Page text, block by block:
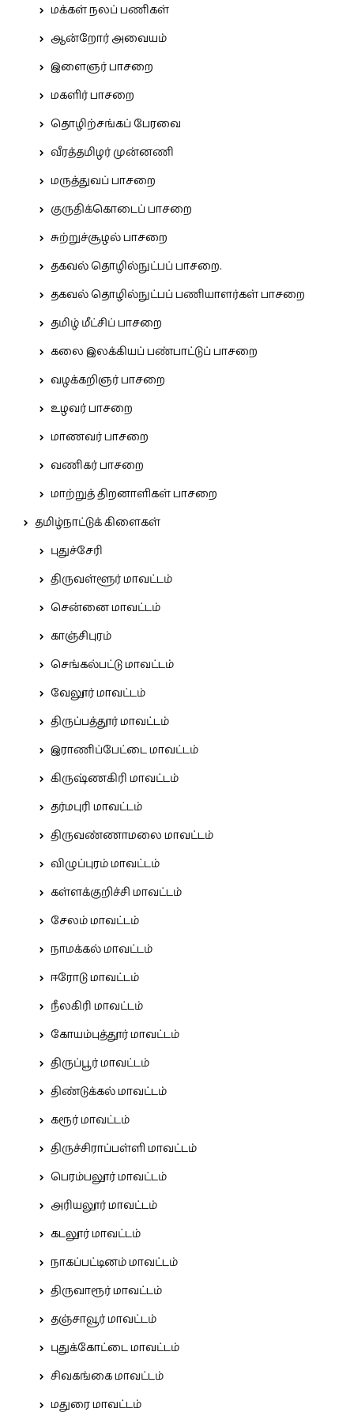
மக்கள் நலப் பணிகள்
ஆன்றோர் அவையம்
இளைஞர் பாசறை
மகளிர் பாசறை
தொழிற்சங்கப் பேரவை
வீரத்தமிழர் முன்னணி
மருத்துவப் பாசறை
குருதிக்கொடைப் பாசறை
சுற்றுச்சூழல் பாசறை
தகவல் தொழில்நுட்பப் பாசறை.
தகவல் தொழில்நுட்பப் பணியாளர்கள் பாசறை
தமிழ் மீட்சிப் பாசறை
கலை இலக்கியப் பண்பாட்டுப் பாசறை
வழக்கறிஞர் பாசறை
உழவர் பாசறை
மாணவர் பாசறை
வணிகர் பாசறை
மாற்றுத் திறனாளிகள் பாசறை
தமிழ்நாட்டுக் கிளைகள்
புதுச்சேரி
திருவள்ளூர் மாவட்டம்
சென்னை மாவட்டம்
காஞ்சிபுரம்
செங்கல்பட்டு மாவட்டம்
வேலூர் மாவட்டம்
திருப்பத்தூர் மாவட்டம்
இராணிப்பேட்டை மாவட்டம்
கிருஷ்ணகிரி மாவட்டம்
தர்மபுரி மாவட்டம்
திருவண்ணாமலை மாவட்டம்
விழுப்புரம் மாவட்டம்
கள்ளக்குறிச்சி மாவட்டம்
சேலம் மாவட்டம்
நாமக்கல் மாவட்டம்
ஈரோடு மாவட்டம்
நீலகிரி மாவட்டம்
கோயம்புத்தூர் மாவட்டம்
திருப்பூர் மாவட்டம்
திண்டுக்கல் மாவட்டம்
கரூர் மாவட்டம்
திருச்சிராப்பள்ளி மாவட்டம்
பெரம்பலூர் மாவட்டம்
அரியலூர் மாவட்டம்
கடலூர் மாவட்டம்
நாகப்பட்டினம் மாவட்டம்
திருவாரூர் மாவட்டம்
தஞ்சாவூர் மாவட்டம்
புதுக்கோட்டை மாவட்டம்
சிவகங்கை மாவட்டம்
மதுரை மாவட்டம்